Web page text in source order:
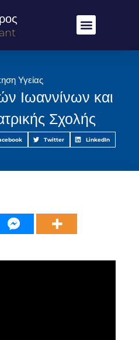
Υγείας
Ιωαννίνων και
Σχολής
Twitter LinkedIn